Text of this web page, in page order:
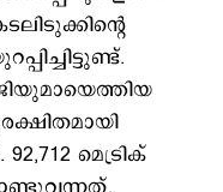
മെട്രിക്